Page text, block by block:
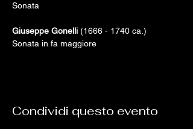
Sonata
Giuseppe Gonelli (1666 - 1740 ca.)
Sonata in fa maggiore
Condividi questo evento